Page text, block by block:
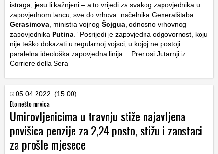
istraga, jesu li kažnjeni – a to vrijedi za svakog zapovjednika u
zapovjednom lancu, sve do vrhova: načelnika Generalštaba
Gerasimova, ministra vojnog Šojgua, odnosno vrhovnog
zapovjednika Putina.” Posrijedi je zapovjedna odgovornost, koju
nije teško dokazati u regularnoj vojsci, u kojoj ne postoji
paralelna ideološka zapovjedna linija… Prenosi Jutarnji iz
Corriere della Sera
05.04.2022. (15:00)
Eto nešto mrvica
Umirovljenicima u travnju stiže najavljena
povišica penzije za 2,24 posto, stižu i zaostaci
za prošle mjesece